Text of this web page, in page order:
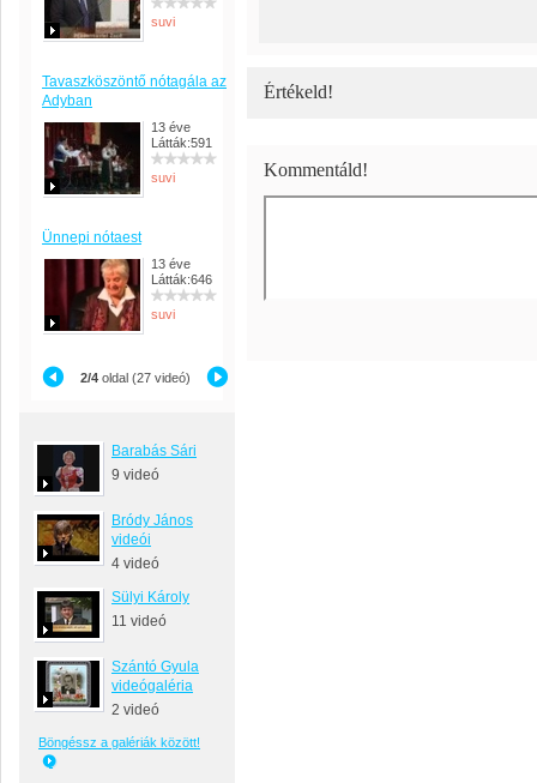
suvi
Tavaszköszöntő nótagála az
Adyban
13 éve
Látták:591
suvi
Ünnepi nótaest
13 éve
Látták:646
suvi
2/4 oldal (27 videó)
Barabás Sári
9 videó
Bródy János
videói
4 videó
Sülyi Károly
11 videó
Szántó Gyula
videógaléria
2 videó
Böngéssz a galériák között!
Értékeld!
Kommentáld!